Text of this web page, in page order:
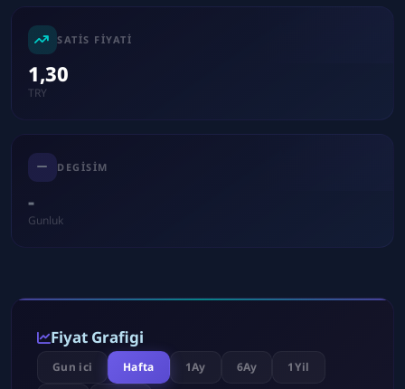
SATIS FIYATI
1,30
TRY
DEGISIM
-
Gunluk
Fiyat Grafigi
Gun ici Hafta 1Ay 6Ay 1Yil